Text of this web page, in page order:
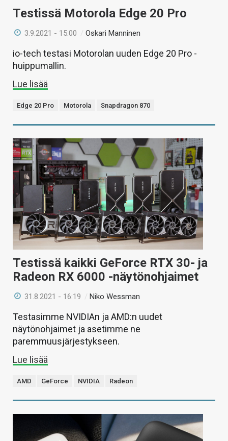
Testissä Motorola Edge 20 Pro
3.9.2021 - 15:00 /Oskari Manninen
io-tech testasi Motorolan uuden Edge 20 Pro -
huippumallin.
Lue lisää
Edge 20 Pro Motorola Snapdragon 870
Testissä kaikki GeForce RTX 30- ja
Radeon RX 6000 -näytönohjaimet
31.8.2021 - 16:19 /Niko Wessman
Testasimme NVIDIAn ja AMD:n uudet
näytönohjaimet ja asetimme ne
paremmuusjärjestykseen.
Lue lisää
AMD GeForce NVIDIA Radeon